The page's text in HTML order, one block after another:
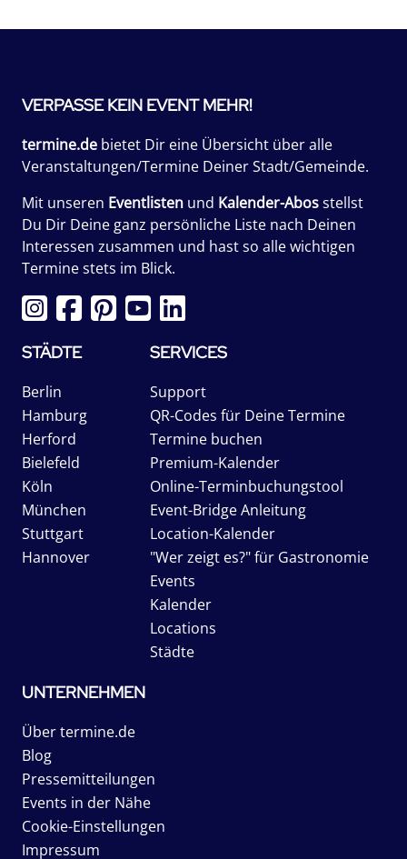
VERPASSE KEIN EVENT MEHR!
termine.de bietet Dir eine Übersicht über alle
Veranstaltungen/Termine Deiner Stadt/Gemeinde.
Mit unseren Eventlisten und Kalender-Abosstellst
Du Dir Deine ganz persönliche Liste nach Deinen
Interessen zusammen und hast so alle wichtigen
Termine stets im Blick.
STÄDTE
Berlin
Hamburg
Herford
Bielefeld
Köln
München
Stuttgart
Hannover
SERVICES
Support
QR-Codes für Deine Termine
Termine buchen
Premium-Kalender
Online-Terminbuchungstool
Event-Bridge Anleitung
Location-Kalender
"Wer zeigt es?" für Gastronomie
Events
Kalender
Locations
Städte
UNTERNEHMEN
Über termine.de
Blog
Pressemitteilungen
Events in der Nähe
Cookie-Einstellungen
Impressum